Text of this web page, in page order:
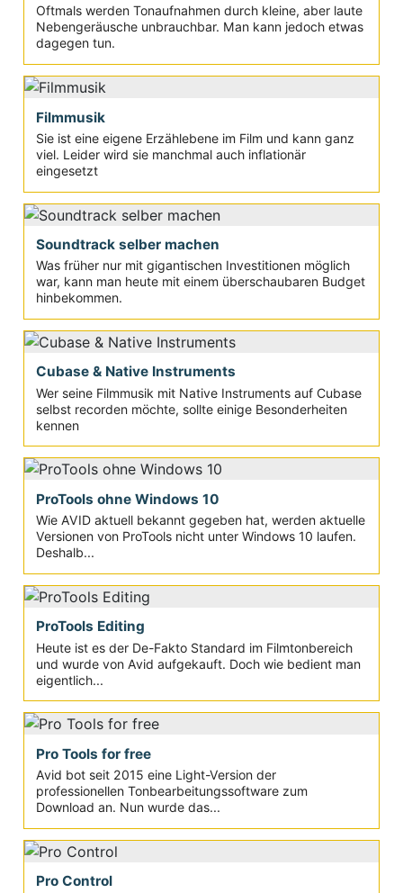
Oftmals werden Tonaufnahmen durch kleine, aber laute
Nebengeräusche unbrauchbar. Man kann jedoch etwas
dagegen tun.
Filmmusik
Sie ist eine eigene Erzählebene im Film und kann ganz
viel. Leider wird sie manchmal auch inflationär
eingesetzt
Soundtrack selber machen
Was früher nur mit gigantischen Investitionen möglich
war, kann man heute mit einem überschaubaren Budget
hinbekommen.
Cubase & Native Instruments
Wer seine Filmmusik mit Native Instruments auf Cubase
selbst recorden möchte, sollte einige Besonderheiten
kennen
ProTools ohne Windows 10
Wie AVID aktuell bekannt gegeben hat, werden aktuelle
Versionen von ProTools nicht unter Windows 10 laufen.
Deshalb...
ProTools Editing
Heute ist es der De-Fakto Standard im Filmtonbereich
und wurde von Avid aufgekauft. Doch wie bedient man
eigentlich...
Pro Tools for free
Avid bot seit 2015 eine Light-Version der
professionellen Tonbearbeitungssoftware zum
Download an. Nun wurde das...
Pro Control